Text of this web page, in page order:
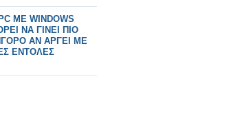
ME WINDOWS
ΝΑ ΓΙΝΕΙ ΠΙΟ
ΑΝ ΑΡΓΕΙ ΜΕ
ΕΝΤΟΛΕΣ